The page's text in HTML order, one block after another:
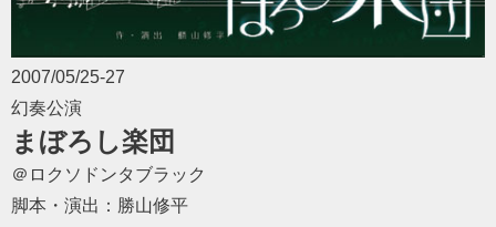
2007/05/25-27
幻奏公演
まぼろし楽団
＠ロクソドンタブラック
脚本・演出：勝山修平